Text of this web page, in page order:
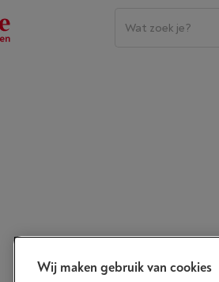
Wij maken gebruik van cookies